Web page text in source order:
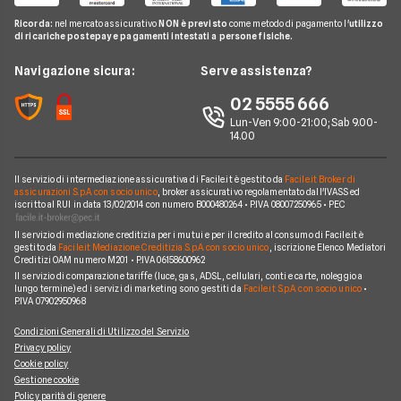
Pay TV
Noleggio Lungo Termine
News
Chi siamo
Perché scegliere Facile.it
Mappa del sito
Prestiti Arredamento
Prestiti Imprese
Prestiti Microcredito
Migliori Prestiti
Prestito per ristrutturazione
Prestiti Veloci
Prestiti per giovani
Unicredit
Consel
Intesa San Paolo
BNL
Fineco
Poste Italiane
Banche e finanziarie
FAQ Prestiti
Glossario Prestiti
Notizie Prestiti
Argomenti in evidenza Prestiti
Ricorda: nel mercato assicurativo NON è previsto come metodo di pagamento l'utilizzo
di ricariche postepay e pagamenti intestati a persone fisiche.
Navigazione sicura: Serve assistenza?
02 5555 666
Lun-Ven 9:00-21:00; Sab 9.00-
14.00
Il servizio di intermediazione assicurativa di Facile.it è gestito da Facile.it Broker di
assicurazioni S.p.A. con socio unico, broker assicurativo regolamentato dall'IVASS ed
iscritto al RUI in data 13/02/2014 con numero B000480264 • P.IVA 08007250965 • PEC
Il servizio di mediazione creditizia per i mutui e per il credito al consumo di Facile.it è
gestito da Facile.it Mediazione Creditizia S.p.A. con socio unico , iscrizione Elenco Mediatori
Creditizi OAM numero M201 • P.IVA 06158600962
Il servizio di comparazione tariffe (luce, gas, ADSL, cellulari, conti e carte, noleggio a
lungo termine) ed i servizi di marketing sono gestiti da Facile.it S.p.A. con socio unico•
P.IVA 07902950968
Condizioni Generali di Utilizzo del Servizio
Privacy policy
Cookie policy
Gestione cookie
Policy parità di genere